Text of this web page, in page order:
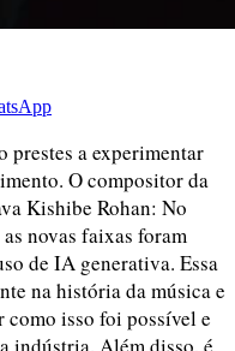
prestes a experimentar
O compositor da
Kishibe Rohan: No
novas faixas foram
de IA generativa. Essa
na história da música e
como isso foi possível e
indústria. Além disso, é